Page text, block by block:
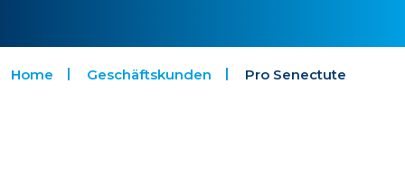
Home Geschäftskunden Pro Senectute